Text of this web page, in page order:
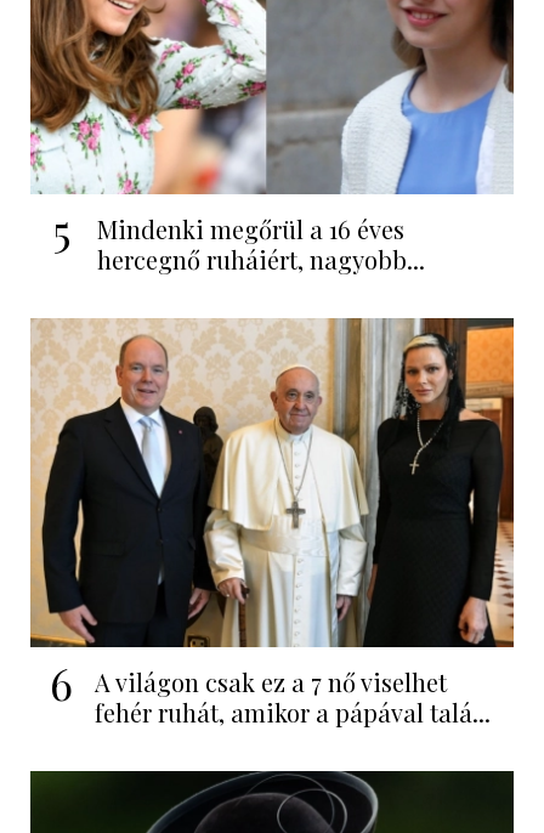
5
Mindenki megőrül a 16 éves
hercegnő ruháiért, nagyobb...
6
A világon csak ez a 7 nő viselhet
fehér ruhát, amikor a pápával talá...